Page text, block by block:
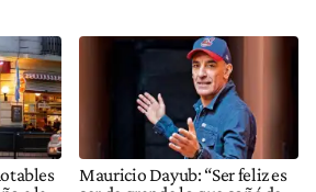
Mauricio Dayub: “Ser feliz es